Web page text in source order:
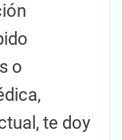
o
te doy